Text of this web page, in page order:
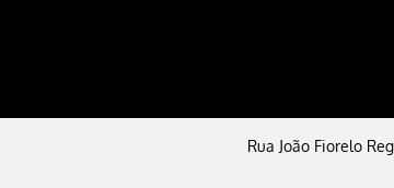
Rua João Fiorelo